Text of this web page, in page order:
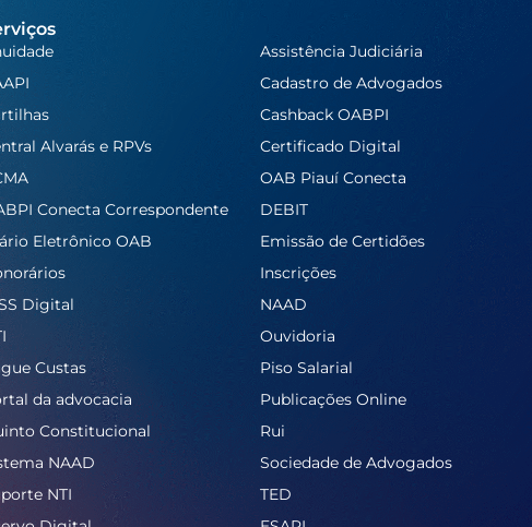
Assistência Judiciária
Cadastro de Advogados
Cashback OABPI
Alvarás e RPVs
Certificado Digital
OAB Piauí Conecta
Conecta Correspondente
DEBIT
Eletrônico OAB
Emissão de Certidões
Inscrições
Digital
NAAD
Ouvidoria
Custas
Piso Salarial
da advocacia
Publicações Online
Constitucional
Rui
NAAD
Sociedade de Advogados
NTI
TED